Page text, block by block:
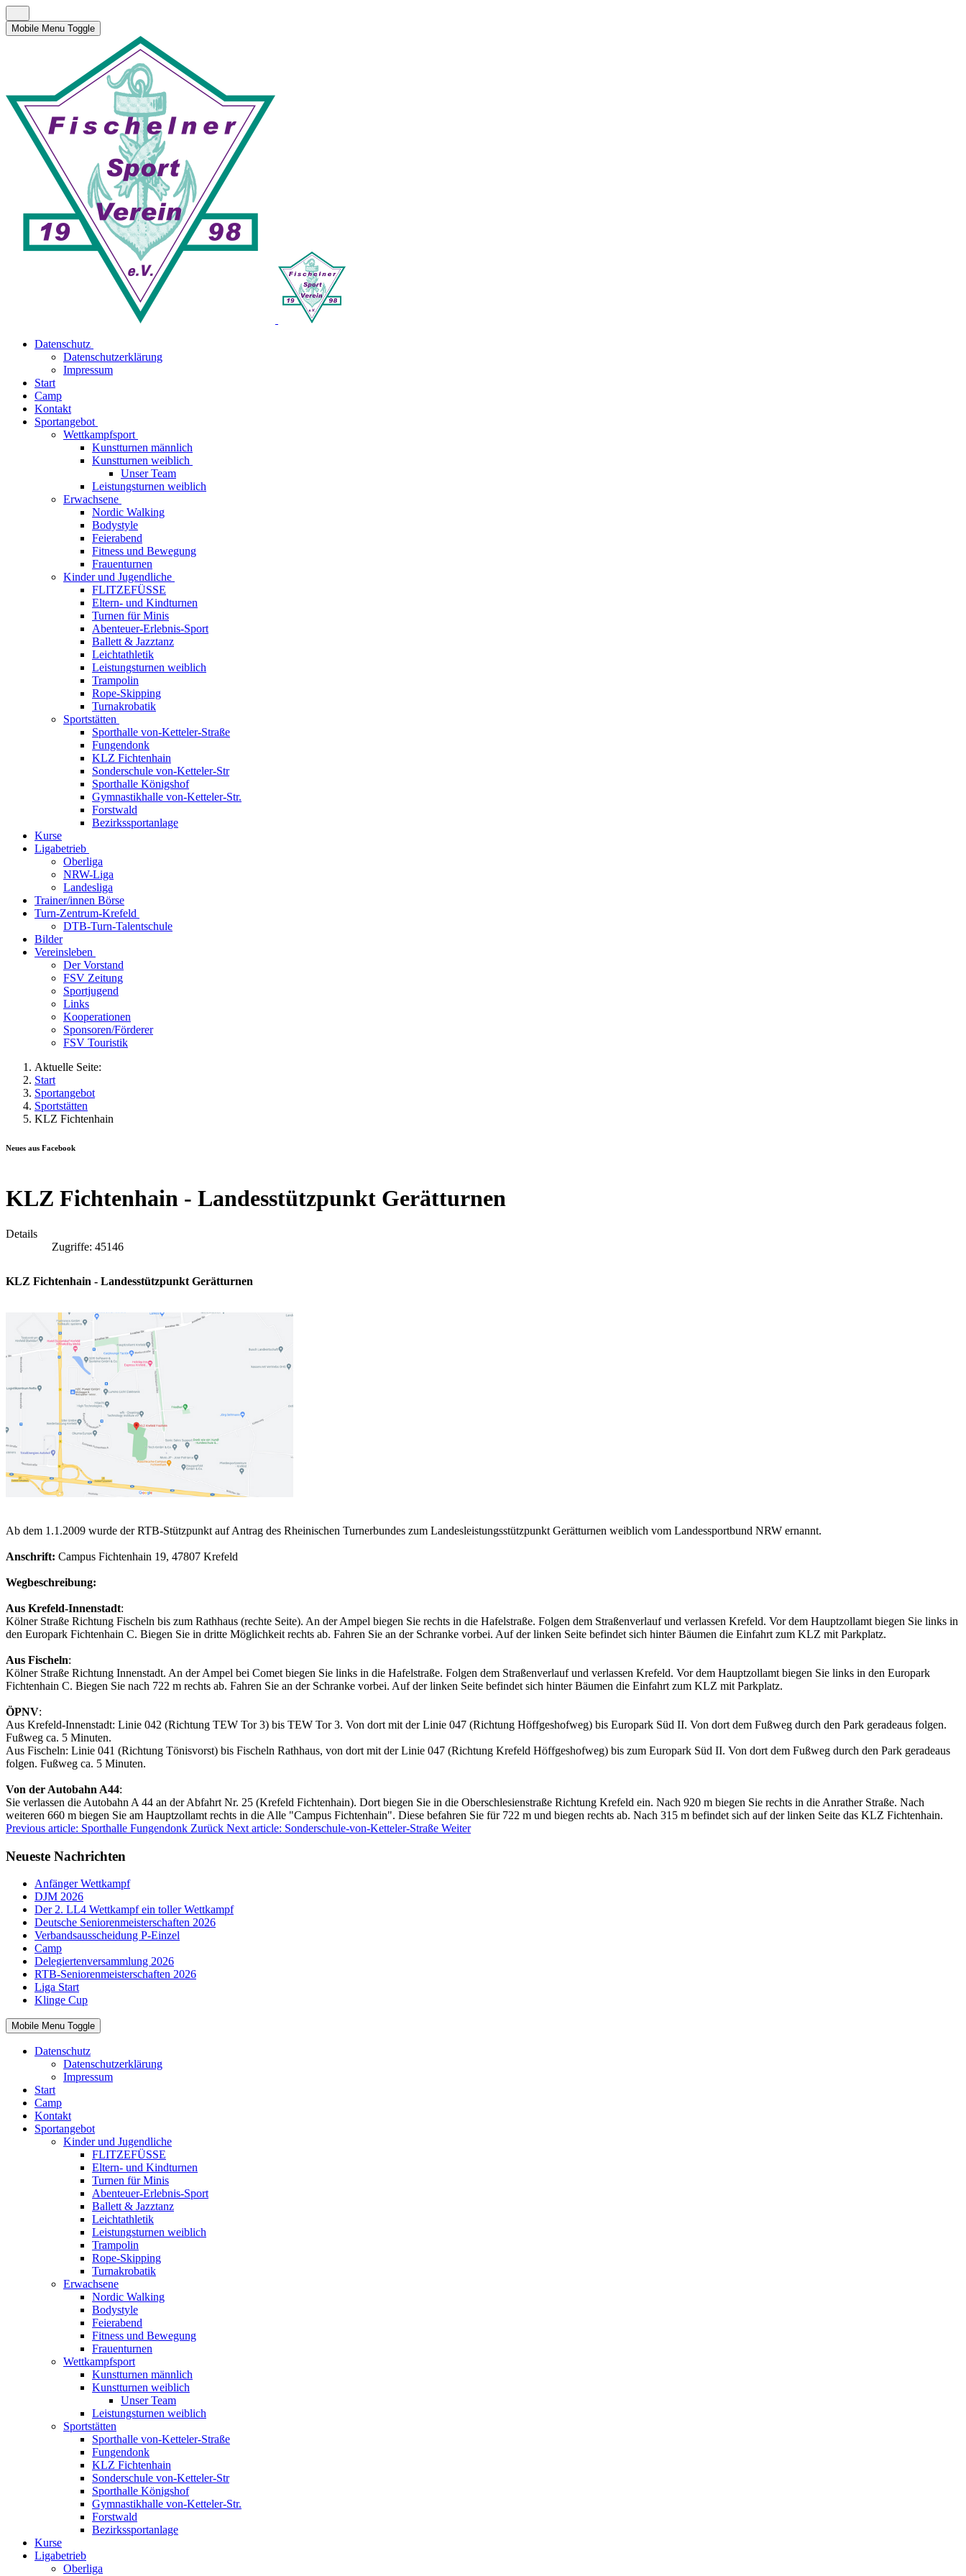
Mobile Menu Toggle
Datenschutz
Datenschutzerklärung
Impressum
Start
Camp
Kontakt
Sportangebot
Wettkampfsport
Kunstturnen männlich
Kunstturnen weiblich
Unser Team
Leistungsturnen weiblich
Erwachsene
Nordic Walking
Bodystyle
Feierabend
Fitness und Bewegung
Frauenturnen
Kinder und Jugendliche
FLITZEFÜSSE
Eltern- und Kindturnen
Turnen für Minis
Abenteuer-Erlebnis-Sport
Ballett & Jazztanz
Leichtathletik
Leistungsturnen weiblich
Trampolin
Rope-Skipping
Turnakrobatik
Sportstätten
Sporthalle von-Ketteler-Straße
Fungendonk
KLZ Fichtenhain
Sonderschule von-Ketteler-Str
Sporthalle Königshof
Gymnastikhalle von-Ketteler-Str.
Forstwald
Bezirkssportanlage
Kurse
Ligabetrieb
Oberliga
NRW-Liga
Landesliga
Trainer/innen Börse
Turn-Zentrum-Krefeld
DTB-Turn-Talentschule
Bilder
Vereinsleben
Der Vorstand
FSV Zeitung
Sportjugend
Links
Kooperationen
Sponsoren/Förderer
FSV Touristik
Aktuelle Seite:
Start
Sportangebot
Sportstätten
KLZ Fichtenhain
Neues aus Facebook
KLZ Fichtenhain - Landesstützpunkt Gerätturnen
Details
Zugriffe: 45146
KLZ Fichtenhain - Landesstützpunkt Gerätturnen
Ab dem 1.1.2009 wurde der RTB-Stützpunkt auf Antrag des Rheinischen Turnerbundes zum Landesleistungsstützpunkt Gerätturnen weiblich vom Landessportbund NRW ernannt.
Anschrift: Campus Fichtenhain 19, 47807 Krefeld
Wegbeschreibung:
Aus Krefeld-Innenstadt:
Kölner Straße Richtung Fischeln bis zum Rathhaus (rechte Seite). An der Ampel biegen Sie rechts in die Hafelstraße. Folgen dem Straßenverlauf und verlassen Krefeld. Vor dem Hauptzollamt biegen Sie links in
den Europark Fichtenhain C. Biegen Sie in dritte Möglichkeit rechts ab. Fahren Sie an der Schranke vorbei. Auf der linken Seite befindet sich hinter Bäumen die Einfahrt zum KLZ mit Parkplatz.
Aus Fischeln:
Kölner Straße Richtung Innenstadt. An der Ampel bei Comet biegen Sie links in die Hafelstraße. Folgen dem Straßenverlauf und verlassen Krefeld. Vor dem Hauptzollamt biegen Sie links in den Europark
Fichtenhain C. Biegen Sie nach 722 m rechts ab. Fahren Sie an der Schranke vorbei. Auf der linken Seite befindet sich hinter Bäumen die Einfahrt zum KLZ mit Parkplatz.
ÖPNV:
Aus Krefeld-Innenstadt: Linie 042 (Richtung TEW Tor 3) bis TEW Tor 3. Von dort mit der Linie 047 (Richtung Höffgeshofweg) bis Europark Süd II. Von dort dem Fußweg durch den Park geradeaus folgen.
Fußweg ca. 5 Minuten.
Aus Fischeln: Linie 041 (Richtung Tönisvorst) bis Fischeln Rathhaus, von dort mit der Linie 047 (Richtung Krefeld Höffgeshofweg) bis zum Europark Süd II. Von dort dem Fußweg durch den Park geradeaus
folgen. Fußweg ca. 5 Minuten.
Von der Autobahn A44:
Sie verlassen die Autobahn A 44 an der Abfahrt Nr. 25 (Krefeld Fichtenhain). Dort biegen Sie in die Oberschlesienstraße Richtung Krefeld ein. Nach 920 m biegen Sie rechts in die Anrather Straße. Nach
weiteren 660 m biegen Sie am Hauptzollamt rechts in die Alle "Campus Fichtenhain". Diese befahren Sie für 722 m und biegen rechts ab. Nach 315 m befindet sich auf der linken Seite das KLZ Fichtenhain.
Previous article: Sporthalle Fungendonk Zurück Next article: Sonderschule-von-Ketteler-Straße Weiter
Neueste Nachrichten
Anfänger Wettkampf
DJM 2026
Der 2. LL4 Wettkampf ein toller Wettkampf
Deutsche Seniorenmeisterschaften 2026
Verbandsausscheidung P-Einzel
Camp
Delegiertenversammlung 2026
RTB-Seniorenmeisterschaften 2026
Liga Start
Klinge Cup
Mobile Menu Toggle
Datenschutz
Datenschutzerklärung
Impressum
Start
Camp
Kontakt
Sportangebot
Kinder und Jugendliche
FLITZEFÜSSE
Eltern- und Kindturnen
Turnen für Minis
Abenteuer-Erlebnis-Sport
Ballett & Jazztanz
Leichtathletik
Leistungsturnen weiblich
Trampolin
Rope-Skipping
Turnakrobatik
Erwachsene
Nordic Walking
Bodystyle
Feierabend
Fitness und Bewegung
Frauenturnen
Wettkampfsport
Kunstturnen männlich
Kunstturnen weiblich
Unser Team
Leistungsturnen weiblich
Sportstätten
Sporthalle von-Ketteler-Straße
Fungendonk
KLZ Fichtenhain
Sonderschule von-Ketteler-Str
Sporthalle Königshof
Gymnastikhalle von-Ketteler-Str.
Forstwald
Bezirkssportanlage
Kurse
Ligabetrieb
Oberliga